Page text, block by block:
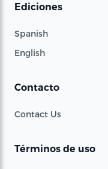
Ediciones
Spanish
English
Contacto
Contact Us
Términos de uso